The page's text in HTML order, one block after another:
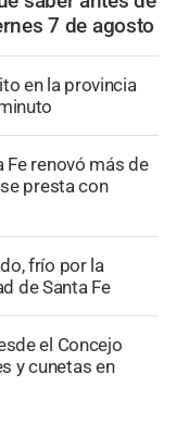
7 de agosto
en la provincia
Fe renovó más de
presta con
frío por la
de Santa Fe
el Concejo
y cunetas en